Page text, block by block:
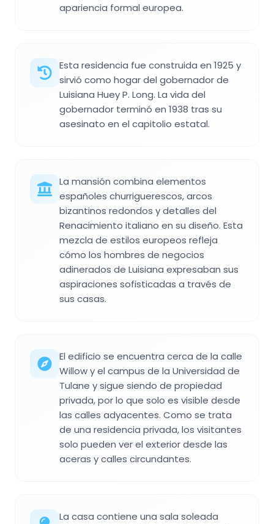
apariencia formal europea.
Esta residencia fue construida en 1925 y
sirvió como hogar del gobernador de
Luisiana Huey P. Long. La vida del
gobernador terminó en 1938 tras su
asesinato en el capitolio estatal.
La mansión combina elementos
españoles churriguerescos, arcos
bizantinos redondos y detalles del
Renacimiento italiano en su diseño. Esta
mezcla de estilos europeos refleja
cómo los hombres de negocios
adinerados de Luisiana expresaban sus
aspiraciones sofisticadas a través de
sus casas.
El edificio se encuentra cerca de la calle
Willow y el campus de la Universidad de
Tulane y sigue siendo de propiedad
privada, por lo que solo es visible desde
las calles adyacentes. Como se trata
de una residencia privada, los visitantes
solo pueden ver el exterior desde las
aceras y calles circundantes.
La casa contiene una sala soleada